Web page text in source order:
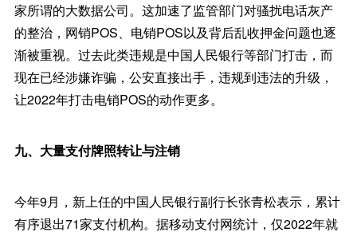
家所谓的大数据公司。这加速了监管部门对骚扰电话灰产
的整治，网销POS、电销POS以及背后乱收押金问题也逐
渐被重视。过去此类违规是中国人民银行等部门打击，而
现在已经涉嫌诈骗，公安直接出手，违规到违法的升级，
让2022年打击电销POS的动作更多。
九、大量支付牌照转让与注销
今年9月，新上任的中国人民银行副行长张青松表示，累计
有序退出71家支付机构。据移动支付网统计，仅2022年就